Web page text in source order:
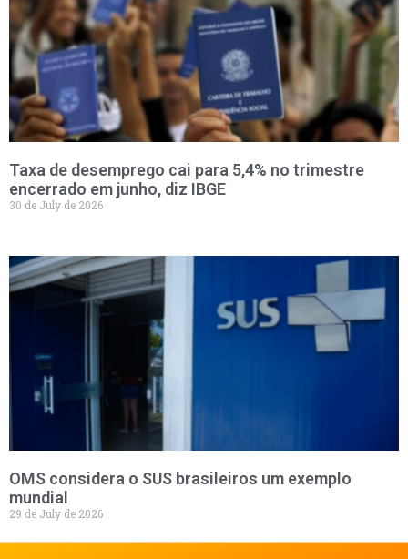
Taxa de desemprego cai para 5,4% no trimestre
encerrado em junho, diz IBGE
30 de July de 2026
OMS considera o SUS brasileiros um exemplo
mundial
29 de July de 2026